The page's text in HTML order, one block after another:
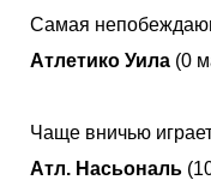
Самая
Атлетико Уила (0
Чаще вничью
Атл. Насьональ